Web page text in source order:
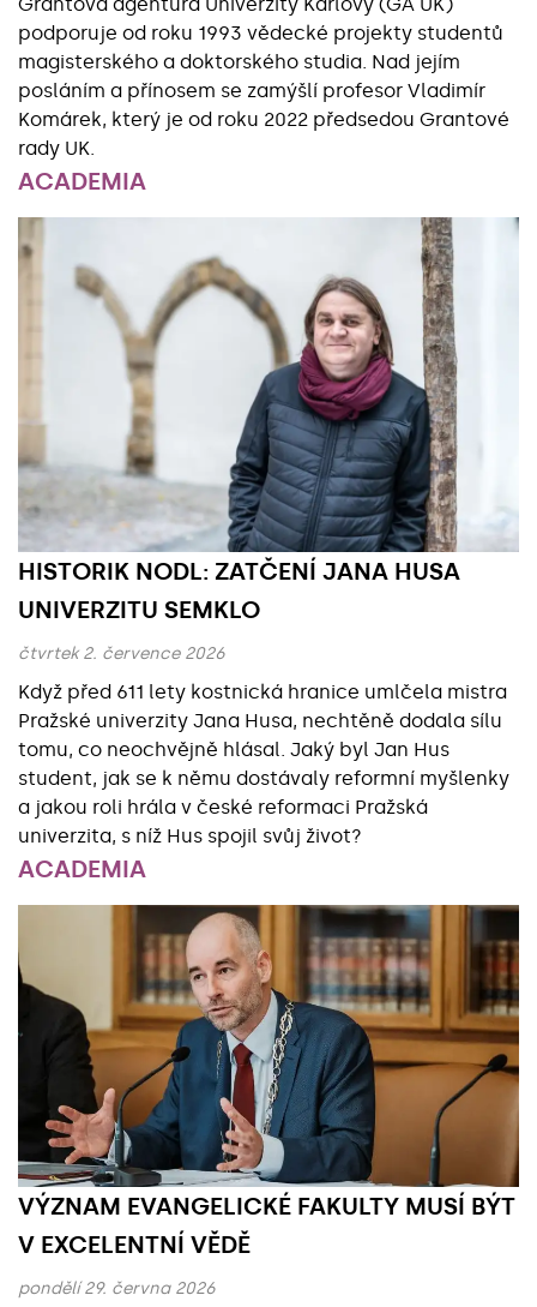
podporuje od roku 1993 vědecké projekty studentů
magisterského a doktorského studia. Nad jejím
posláním a přínosem se zamýšlí profesor Vladimír
Komárek, který je od roku 2022 předsedou Grantové
rady UK.
ACADEMIA
Základní údaje
HISTORIK NODL: ZATČENÍ JANA HUSA
UNIVERZITU SEMKLO
čtvrtek 2. července 2026
Když před 611 lety kostnická hranice umlčela mistra
Pražské univerzity Jana Husa, nechtěně dodala sílu
tomu, co neochvějně hlásal. Jaký byl Jan Hus
student, jak se k němu dostávaly reformní myšlenky
a jakou roli hrála v české reformaci Pražská
univerzita, s níž Hus spojil svůj život?
ACADEMIA
VÝZNAM EVANGELICKÉ FAKULTY MUSÍ BÝT
V EXCELENTNÍ VĚDĚ
pondělí 29. června 2026